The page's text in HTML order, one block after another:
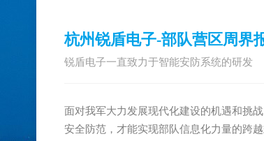
杭州锐盾电子-监狱看守所周
锐盾电子一直致力于智能安防系统的研发
近年来，国内发生了多起涉及监所安全的
事件的发生对监所综合安防能力提出了严